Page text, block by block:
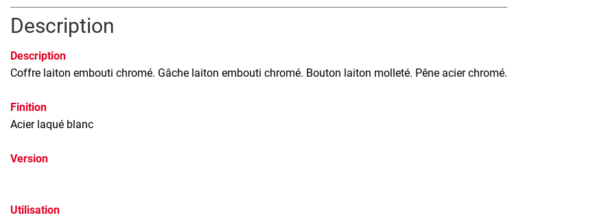
Description
Description
Coffre laiton embouti chromé. Gâche laiton embouti chromé. Bouton laiton molleté. Pêne acier chromé.
Finition
Acier laqué blanc
Version
Utilisation